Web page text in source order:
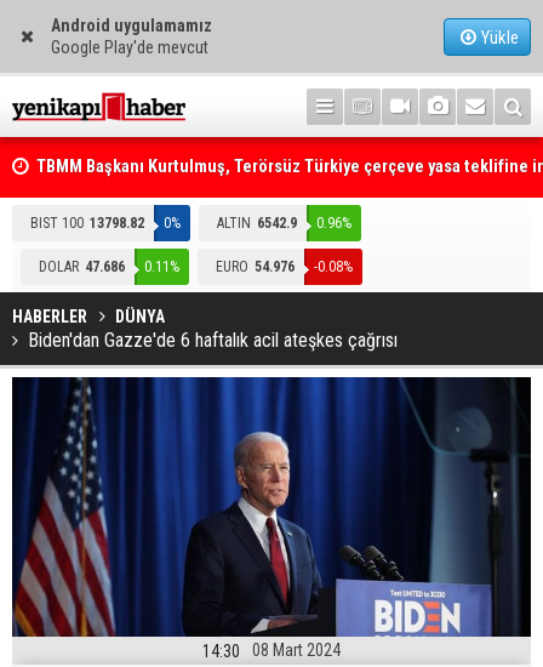
Android uygulamamız
Google Play'de mevcut
Yükle
TBMM Başkanı Kurtulmuş, Terörsüz Türkiye çerçeve yasa teklifine
attı
akılalmaz tuzak ifşa oldu
BIST 100 13798.82 0% ALTIN 6542.9 0.96%
DOLAR 47.686 0.11% EURO 54.976 -0.08%
HABERLER DÜNYA
Biden'dan Gazze'de 6 haftalık acil ateşkes çağrısı
14:30 08 Mart 2024